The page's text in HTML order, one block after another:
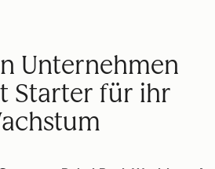
Unternehmen
Starter für ihr